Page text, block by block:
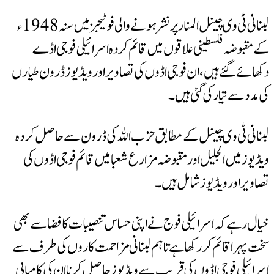
لبنانی ٹی وی چینل المنار پر نشر ہونے والی فوٹیجزمیں سنہ 1948ء
فلسطینی علاقوں میں قائم کردہ اسرائیلی فوجی اڈے
ہیں، ان فوجی اڈوں کی تصاویر اور ویڈیوز ڈرون طیارں
تیار کی گئی ہیں۔
وی چینل کے مطابق حزب اللہ کی ڈرون سے حاصل کردہ
الجلیل اور مقبوضہ مزارع شعبا میں قائم فوجی اڈوں کی
ویڈیوز شامل ہیں۔
کہ اسرائیلی فوج نے اپنی حساس تنصیبات کا فضا سے بھی
قائم کررکھا ہے تاہم لبنانی مزاحمت کاروں کی طرف سے